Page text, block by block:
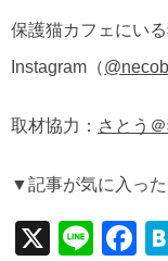
保護猫カフェにい
Instagram（
取材協力： さとう
▼記事が気に入っ
X
Li
F